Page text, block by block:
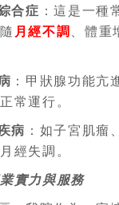
合症 ：這是一種
月經不調
、體
：甲狀腺功能亢
常運行。
病 ：如子宮肌瘤
經失調。
實力與服務